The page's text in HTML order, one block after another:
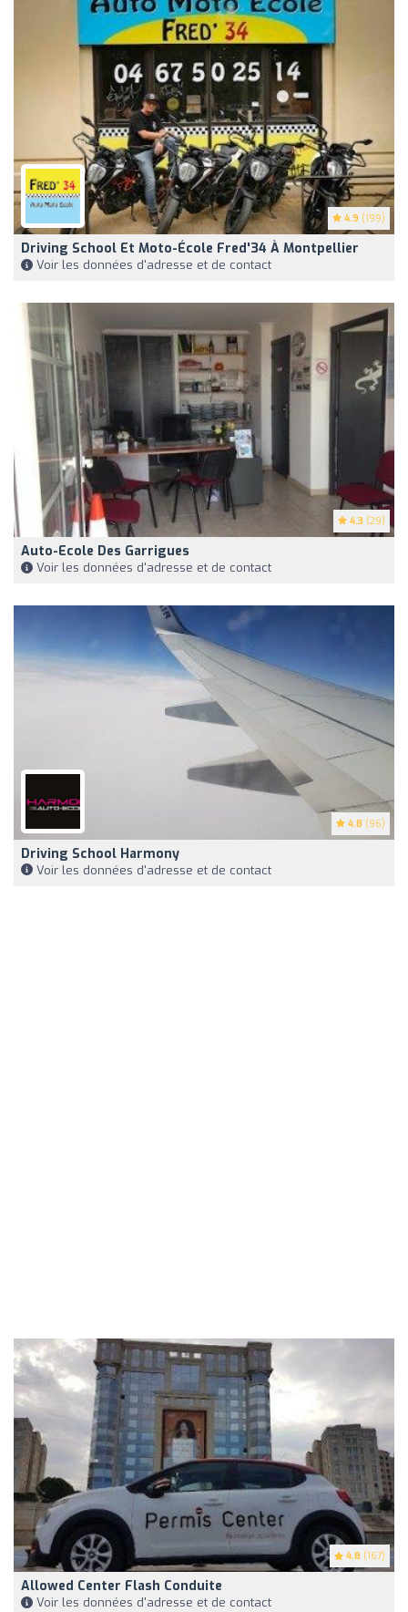
4.9 (199)
Driving School Et Moto-École Fred'34 À Montpellier
Voir les données d'adresse et de contact
4.3 (29)
Auto-Ecole Des Garrigues
Voir les données d'adresse et de contact
4.8 (96)
Driving School Harmony
Voir les données d'adresse et de contact
4.8 (167)
Allowed Center Flash Conduite
Voir les données d'adresse et de contact